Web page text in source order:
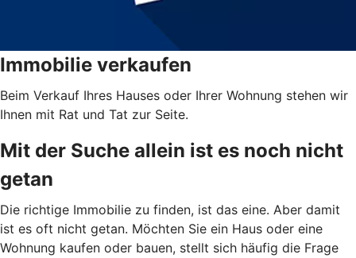
Immobilie verkaufen
Beim Verkauf Ihres Hauses oder Ihrer Wohnung stehen wir
Ihnen mit Rat und Tat zur Seite.
Mit der Suche allein ist es noch nicht
getan
Die richtige Immobilie zu finden, ist das eine. Aber damit
ist es oft nicht getan. Möchten Sie ein Haus oder eine
Wohnung kaufen oder bauen, stellt sich häufig die Frage